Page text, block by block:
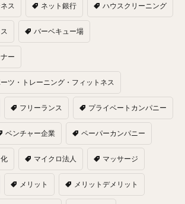
ス ネット銀行 ハウスクリーニング
バーベキュー場
ー
ツ・トレーニング・フィットネス
フリーランス プライベートカンパニー
ベンチャー企業 ペーパーカンパニー
マイクロ法人 マッサージ
メリット メリットデメリット